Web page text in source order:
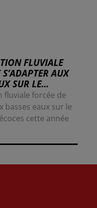
FLUVIALE
AUX
SUR LE...
fluviale forcée de
basses eaux sur le
cette année